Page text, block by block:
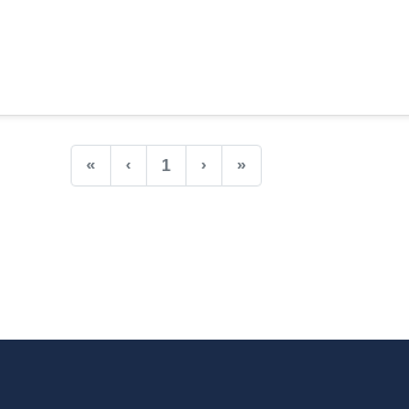
« ‹ 1 › »